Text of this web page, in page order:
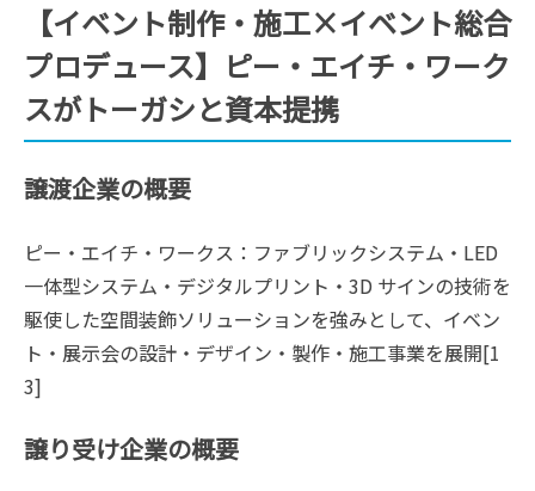
【イベント制作・施工×イベント総合
プロデュース】ピー・エイチ・ワーク
スがトーガシと資本提携
譲渡企業の概要
ピー・エイチ・ワークス：ファブリックシステム・LED
一体型システム・デジタルプリント・3D サインの技術を
駆使した空間装飾ソリューションを強みとして、イベン
ト・展示会の設計・デザイン・製作・施工事業を展開[1
3]
譲り受け企業の概要